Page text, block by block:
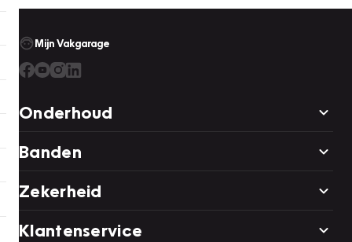
Mijn Vakgarage
Onderhoud
Banden
Zekerheid
Klantenservice